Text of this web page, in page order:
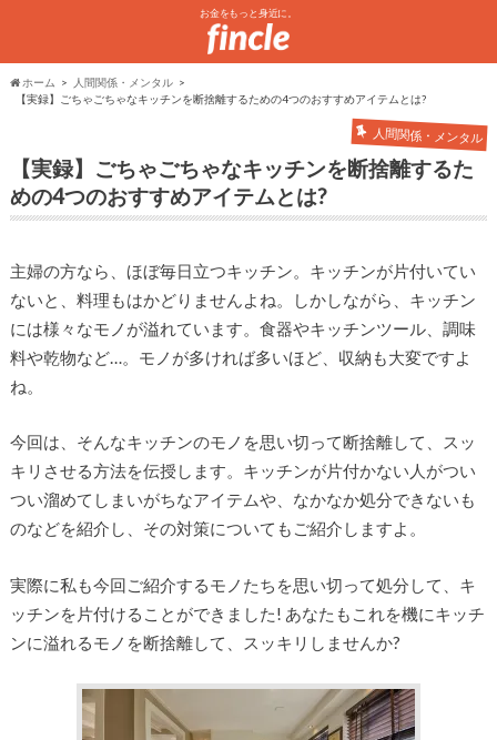
お金をもっと身近に。
ホーム
人間関係・メンタル
【実録】ごちゃごちゃなキッチンを断捨離するための4つのおすすめアイテムとは?
人間関係・メンタル
【実録】ごちゃごちゃなキッチンを断捨離するた
めの4つのおすすめアイテムとは?
主婦の方なら、ほぼ毎日立つキッチン。キッチンが片付いてい
ないと、料理もはかどりませんよね。しかしながら、キッチン
には様々なモノが溢れています。食器やキッチンツール、調味
料や乾物など…。モノが多ければ多いほど、収納も大変ですよ
ね。
今回は、そんなキッチンのモノを思い切って断捨離して、スッ
キリさせる方法を伝授します。キッチンが片付かない人がつい
つい溜めてしまいがちなアイテムや、なかなか処分できないも
のなどを紹介し、その対策についてもご紹介しますよ。
実際に私も今回ご紹介するモノたちを思い切って処分して、キ
ッチンを片付けることができました! あなたもこれを機にキッチ
ンに溢れるモノを断捨離して、スッキリしませんか?